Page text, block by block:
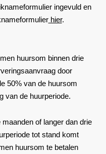
ingevuld en
hier.
huursom binnen drie
door
50% van de huursom
van de huurperiode.
of langer dan drie
tot stand komt
huursom te betalen